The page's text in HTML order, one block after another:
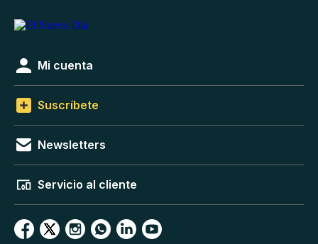
Mi cuenta
Suscríbete
Newsletters
Servicio al cliente